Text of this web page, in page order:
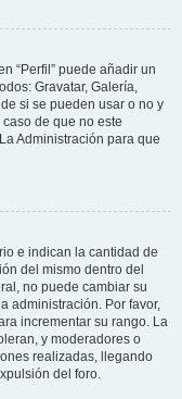
“Perfil” puede añadir un
Gravatar, Galería,
si se pueden usar o no y
de que no este
Administración para que
e indican la cantidad de
del mismo dentro del
no puede cambiar su
administración. Por favor,
incrementar su rango. La
y moderadores o
realizadas, llegando
del foro.